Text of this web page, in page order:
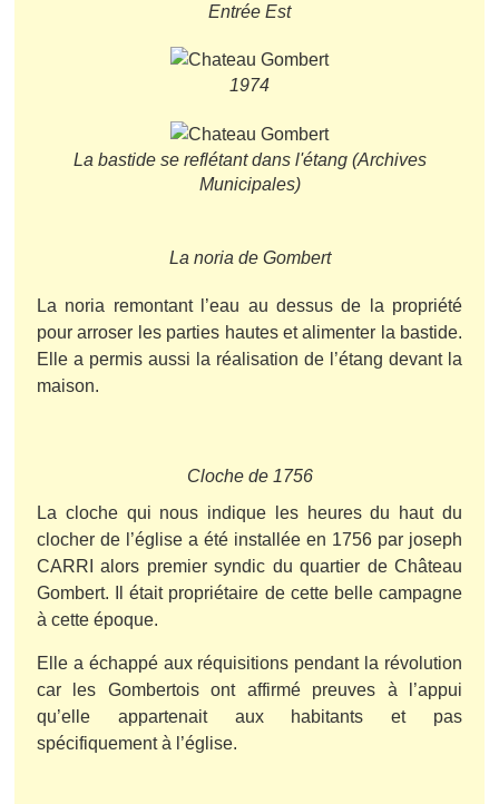
Entrée Est
1974
La bastide se reflétant dans l'étang (Archives
Municipales)
La noria de Gombert
La noria remontant l’eau au dessus de la propriété
pour arroser les parties hautes et alimenter la bastide.
Elle a permis aussi la réalisation de l’étang devant la
maison.
Cloche de 1756
La cloche qui nous indique les heures du haut du
clocher de l’église a été installée en 1756 par joseph
CARRI alors premier syndic du quartier de Château
Gombert. Il était propriétaire de cette belle campagne
à cette époque.
Elle a échappé aux réquisitions pendant la révolution
car les Gombertois ont affirmé preuves à l’appui
qu’elle appartenait aux habitants et pas
spécifiquement à l’église.